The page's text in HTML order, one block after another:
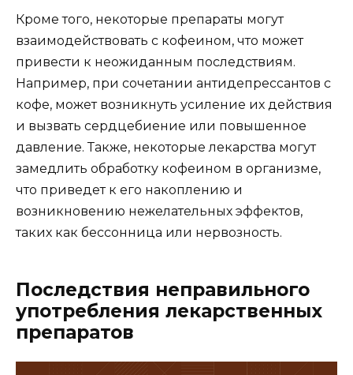
Кроме того, некоторые препараты могут
взаимодействовать с кофеином, что может
привести к неожиданным последствиям.
Например, при сочетании антидепрессантов с
кофе, может возникнуть усиление их действия
и вызвать сердцебиение или повышенное
давление. Также, некоторые лекарства могут
замедлить обработку кофеином в организме,
что приведет к его накоплению и
возникновению нежелательных эффектов,
таких как бессонница или нервозность.
Последствия неправильного
употребления лекарственных
препаратов